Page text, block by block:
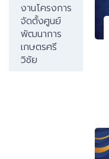
งานโครงการ
จัดตั้งศูนย์
พัฒนาการ
เกษตรศรี
วิชัย